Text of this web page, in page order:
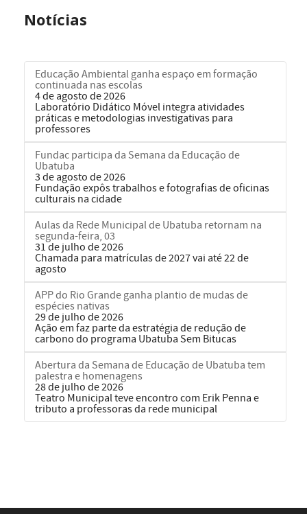
Notícias
Educação Ambiental ganha espaço em formação
continuada nas escolas
4 de agosto de 2026
Laboratório Didático Móvel integra atividades
práticas e metodologias investigativas para
professores
Fundac participa da Semana da Educação de
Ubatuba
3 de agosto de 2026
Fundação expôs trabalhos e fotografias de oficinas
culturais na cidade
Aulas da Rede Municipal de Ubatuba retornam na
segunda-feira, 03
31 de julho de 2026
Chamada para matrículas de 2027 vai até 22 de
agosto
APP do Rio Grande ganha plantio de mudas de
espécies nativas
29 de julho de 2026
Ação em faz parte da estratégia de redução de
carbono do programa Ubatuba Sem Bitucas
Abertura da Semana de Educação de Ubatuba tem
palestra e homenagens
28 de julho de 2026
Teatro Municipal teve encontro com Erik Penna e
tributo a professoras da rede municipal